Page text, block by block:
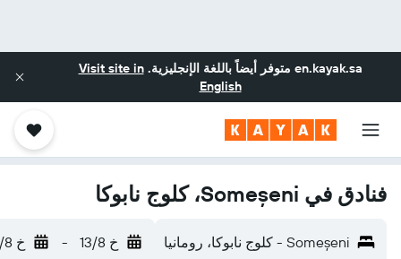
en.kayak.sa متوفر أيضاً باللغة الإنجليزية.Visit site in
English
فنادق في Someșeni، كلوج نابوكا
Someșeni - كلوج نابوكا، رومانيا خ 13/8 - خ 20/8